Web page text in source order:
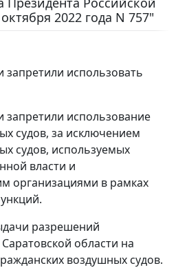
2022 года N 757"
запретили использовать
запретили использование
судов, за исключением
судов, используемых
власти и
организациями в рамках
разрешений
области на
воздушных судов.